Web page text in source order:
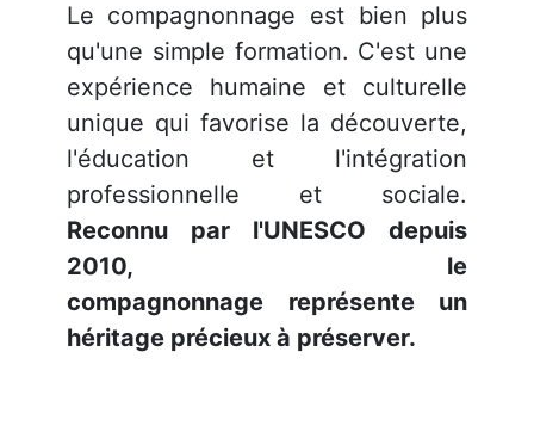
Le compagnonnage est bien plus
qu'une simple formation. C'est une
expérience humaine et culturelle
unique qui favorise la découverte,
l'éducation et l'intégration
professionnelle et sociale.
Reconnu par l'UNESCO depuis
2010, le
compagnonnage représente un
héritage précieux à préserver.